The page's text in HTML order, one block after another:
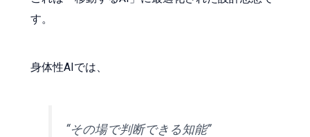
す。
身体性AIでは、
“その場で判断できる知能”